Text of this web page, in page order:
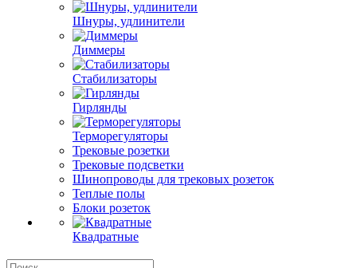
Шнуры, удлинители
Диммеры
Стабилизаторы
Гирлянды
Терморегуляторы
Трековые розетки
Трековые подсветки
Шинопроводы для трековых розеток
Теплые полы
Блоки розеток
Квадратные